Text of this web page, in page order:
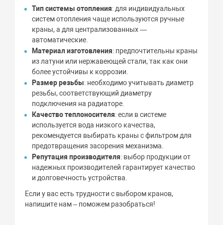
Тип системы отопления: для индивидуальных
систем отопления чаще используются ручные
краны, а для централизованных —
автоматические.
Материал изготовления: предпочтительны краны
из латуни или нержавеющей стали, так как они
более устойчивы к коррозии.
Размер резьбы: необходимо учитывать диаметр
резьбы, соответствующий диаметру
подключения на радиаторе.
Качество теплоносителя: если в системе
используется вода низкого качества,
рекомендуется выбирать краны с фильтром для
предотвращения засорения механизма.
Репутация производителя: выбор продукции от
надежных производителей гарантирует качество
и долговечность устройства.
Если у вас есть трудности с выбором кранов,
напишите нам – поможем разобраться!